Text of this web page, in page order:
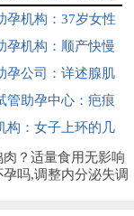
不孕的真实现象
孕机构：37岁女性
值，这个范围才算
孕机构：顺产快慢
关-能不能减轻痛
孕公司：详述腺肌
的5种症状
管助孕中心：疤痕
产吗，孕妈妈需要
构：女子上环的几
人上环好不好
？适量食用无影响
吗,调整内分泌失调